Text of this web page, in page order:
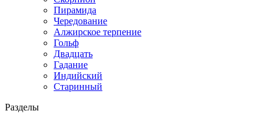
Пирамида
Чередование
Алжирское терпение
Гольф
Двадцать
Гадание
Индийский
Старинный
Разделы